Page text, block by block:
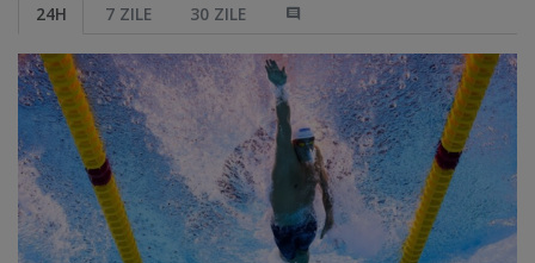
24H 7 ZILE 30 ZILE